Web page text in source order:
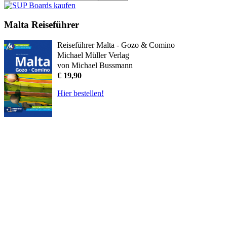
Malta Reiseführer
Reiseführer Malta - Gozo & Comino
Michael Müller Verlag
von Michael Bussmann
€ 19,90
Hier bestellen!